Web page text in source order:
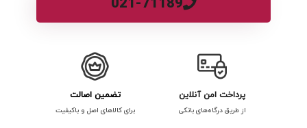
پرداخت امن آنلاین
از طریق درگاه‌های بانکی
تضمین اصالت
برای کالاهای اصل و باکیفیت